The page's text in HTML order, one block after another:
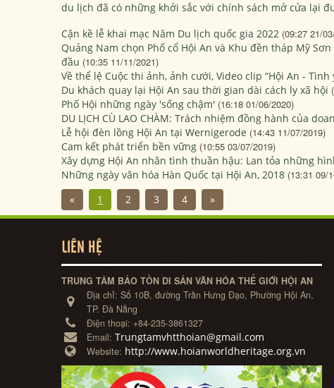
du lịch đã có những khởi sắc với chính sách mở cửa lại
Cận kề lễ khai mạc Năm Du lịch quốc gia 2022 (09:27 21/
Quảng Nam chọn Phố cổ Hội An và Khu đền tháp Mỹ
đầu (10:35 11/11/2021)
Về thể lệ Cuộc thi ảnh, ảnh cưới, Video clip “Hội An - Tình
Du khách quay lại Hội An sau thời gian dài cách ly xã hội
Phố Hội những ngày 'sống chậm' (16:18 01/06/2020)
DU LỊCH CÙ LAO CHÀM: Trách nhiệm đồng hành của
Lễ hội đèn lồng Hội An tại Wernigerode (14:43 11/07/2019)
Cam kết phát triển bền vững (10:55 03/07/2019)
Xây dựng Hội An nhân tình thuần hậu: Lan tỏa những
Những ngày văn hóa Hàn Quốc tại Hội An, 2018 (13:31 09/
«
1 2 3 4 »
LIÊN HỆ
TRUNG TÂM BẢO TỒN DI SẢN VĂN HÓA THẾ GIỚI HỘI AN
Địa chỉ: Số 10B, đường Trần Hưng Đạo, Phường Hội An,
TP. Đà Nẵng
Điện thoại: +84-235-3861327
Email: Trungtamvhtthoian@gmail.com
Website: http://www.hoianworldheritage.org.vn